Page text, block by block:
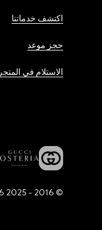
اكتشف خدماتنا
حجز موعد
الاستلام في المتجر
© 2016 - 2025 Guccio Gucci S.p.A. - All rights reserved. SIAE LICENCE # 2294/I/1936 and 5647/I/1936